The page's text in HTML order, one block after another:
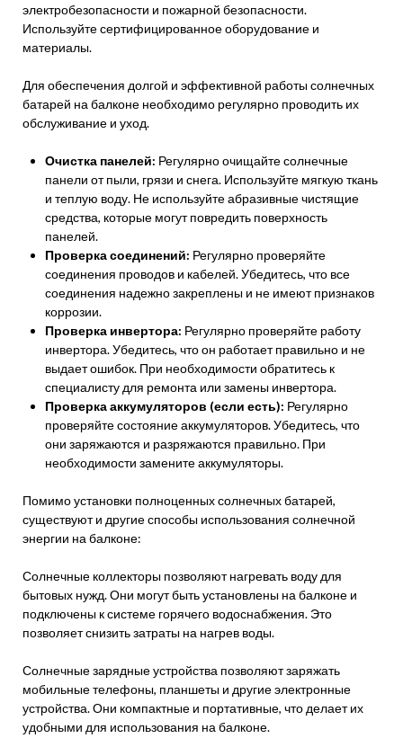
электробезопасности и пожарной безопасности.
Используйте сертифицированное оборудование и
материалы.
Для обеспечения долгой и эффективной работы солнечных
батарей на балконе необходимо регулярно проводить их
обслуживание и уход.
Очистка панелей: Регулярно очищайте солнечные
панели от пыли, грязи и снега. Используйте мягкую ткань
и теплую воду. Не используйте абразивные чистящие
средства, которые могут повредить поверхность
панелей.
Проверка соединений: Регулярно проверяйте
соединения проводов и кабелей. Убедитесь, что все
соединения надежно закреплены и не имеют признаков
коррозии.
Проверка инвертора: Регулярно проверяйте работу
инвертора. Убедитесь, что он работает правильно и не
выдает ошибок. При необходимости обратитесь к
специалисту для ремонта или замены инвертора.
Проверка аккумуляторов (если есть): Регулярно
проверяйте состояние аккумуляторов. Убедитесь, что
они заряжаются и разряжаются правильно. При
необходимости замените аккумуляторы.
Помимо установки полноценных солнечных батарей,
существуют и другие способы использования солнечной
энергии на балконе:
Солнечные коллекторы позволяют нагревать воду для
бытовых нужд. Они могут быть установлены на балконе и
подключены к системе горячего водоснабжения. Это
позволяет снизить затраты на нагрев воды.
Солнечные зарядные устройства позволяют заряжать
мобильные телефоны, планшеты и другие электронные
устройства. Они компактные и портативные, что делает их
удобными для использования на балконе.